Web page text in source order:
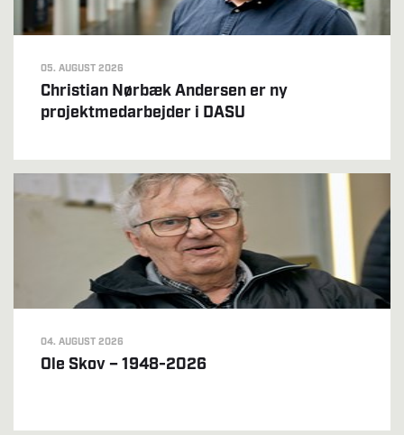
05. AUGUST 2026
Christian Nørbæk Andersen er ny
projektmedarbejder i DASU
04. AUGUST 2026
Ole Skov – 1948-2026